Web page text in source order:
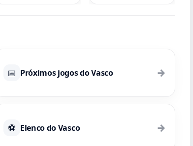
📅 Próximos jogos do Vasco →
⚽ Elenco do Vasco →